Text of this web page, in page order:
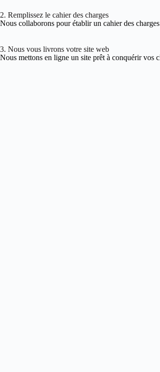
2. Remplissez le cahier des charges
Nous collaborons pour établir un cahier des
3. Nous vous livrons votre site web
Nous mettons en ligne un site prêt à conquérir vos